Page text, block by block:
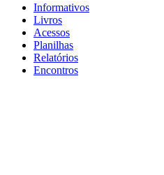
Informativos
Livros
Acessos
Planilhas
Relatórios
Encontros